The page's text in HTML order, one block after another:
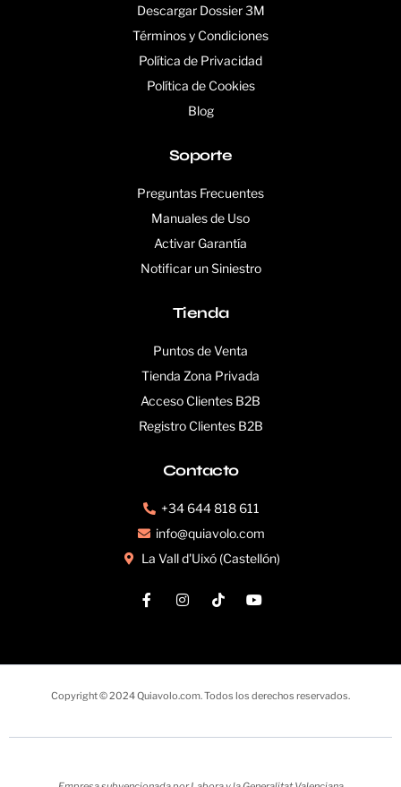
Descargar Dossier 3M
Términos y Condiciones
Política de Privacidad
Política de Cookies
Blog
Soporte
Preguntas Frecuentes
Manuales de Uso
Activar Garantía
Notificar un Siniestro
Tienda
Puntos de Venta
Tienda Zona Privada
Acceso Clientes B2B
Registro Clientes B2B
Contacto
+34 644 818 611
info@quiavolo.com
La Vall d'Uixó (Castellón)
Copyright © 2024 Quiavolo.com. Todos los derechos reservados.